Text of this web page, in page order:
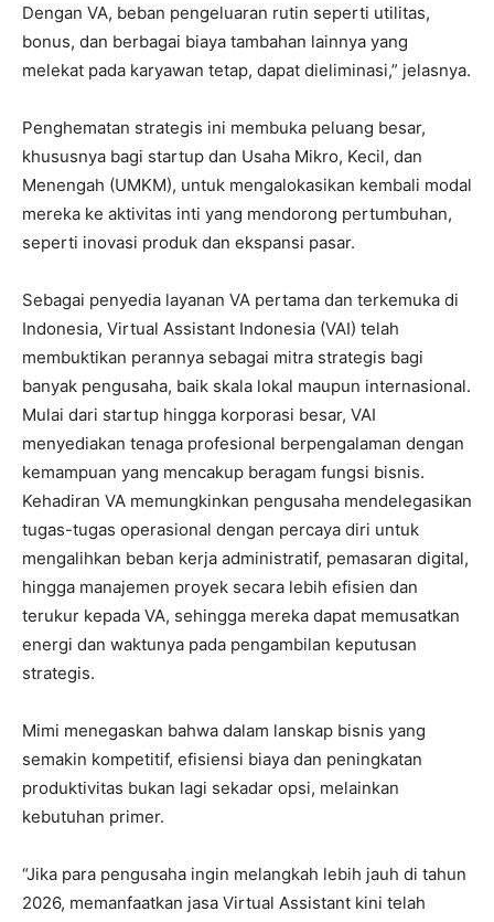
Dengan VA, beban pengeluaran rutin seperti utilitas,
bonus, dan berbagai biaya tambahan lainnya yang
melekat pada karyawan tetap, dapat dieliminasi,” jelasnya.
Penghematan strategis ini membuka peluang besar,
khususnya bagi startup dan Usaha Mikro, Kecil, dan
Menengah (UMKM), untuk mengalokasikan kembali modal
mereka ke aktivitas inti yang mendorong pertumbuhan,
seperti inovasi produk dan ekspansi pasar.
Sebagai penyedia layanan VA pertama dan terkemuka di
Indonesia, Virtual Assistant Indonesia (VAI) telah
membuktikan perannya sebagai mitra strategis bagi
banyak pengusaha, baik skala lokal maupun internasional.
Mulai dari startup hingga korporasi besar, VAI
menyediakan tenaga profesional berpengalaman dengan
kemampuan yang mencakup beragam fungsi bisnis.
Kehadiran VA memungkinkan pengusaha mendelegasikan
tugas-tugas operasional dengan percaya diri untuk
mengalihkan beban kerja administratif, pemasaran digital,
hingga manajemen proyek secara lebih efisien dan
terukur kepada VA, sehingga mereka dapat memusatkan
energi dan waktunya pada pengambilan keputusan
strategis.
Mimi menegaskan bahwa dalam lanskap bisnis yang
semakin kompetitif, efisiensi biaya dan peningkatan
produktivitas bukan lagi sekadar opsi, melainkan
kebutuhan primer.
“Jika para pengusaha ingin melangkah lebih jauh di tahun
2026, memanfaatkan jasa Virtual Assistant kini telah